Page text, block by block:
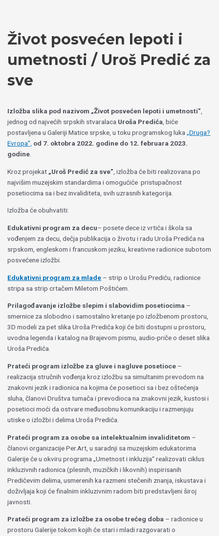
Život posvećen lepoti i
umetnosti / Uroš Predić za
sve
Izložba slika pod nazivom „Život posvećen lepoti i umetnosti”
jednog od najvećih srpskih stvaralaca Uroša Predića , biće
postavljena u Galeriji Matice srpske, u toku programskog luka„Druga?
Evropa”, od 7. oktobra 2022. godine do 12. februara 2023.
godine
Kroz projekat „Uroš Predić za sve” , izložba će biti realizovana po
najvišim muzejskim standardima i omogućiće pristupačnost
posetiocima sa i bez invaliditeta, svih uzrasnih kategorija.
Izložba će obuhvatiti:
Edukativni program za decu– posete dece iz vrtića i škola sa
vođenjem za decu, dečja publikacija o životu i radu Uroša Predića na
srpskom, engleskom i francuskom jeziku, kreativne radionice subotom
posvećene izložbi.
Edukativni program za mlade – strip o Urošu Prediću, radionice
stripa sa strip crtačem Miletom Poštićem.
Prilagođavanje izložbe slepim i slabovidim posetiocima –
smernice za slobodno i samostalno kretanje po izložbenom prostoru,
3D modeli za pet slika Uroša Predića koji će biti dostupni u prostoru,
uvodna legenda i katalog na Brajevom pismu, audio-priče o deset slika
Uroša Predića.
Prateći program izložbe za gluve i nagluve posetioce –
realizacija stručnih vođenja kroz izložbu sa simultanim prevodom na
znakovni jezik i radionica na kojima će posetioci sa i bez oštećenja
sluha, članovi Društva tumača i prevodioca na znakovni jezik, kustosi i
posetioci moći da ostvare međusobnu komunikaciju i razmenjuju
utiske o izložbi i delima Uroša Predića.
Prateći program za osobe sa intelektualnim invaliditetom –
članovi organizacije Per.Art, u saradnji sa muzejskim edukatorima
Galerije će u okviru programa „Umetnost i inkluzija“ realizovati ciklus
inkluzivnih radionica (plesnih, muzičkih i likovnih) inspirisanih
Predićevim delima, usmerenih ka razmeni stečenih znanja, iskustava i
doživljaja koji će finalnim inkluzivnim radom biti predstavljeni široj
javnosti.
Prateći program za izložbe za osobe trećeg doba – radionice u
prostoru Galerije tokom kojih će stari i mladi razgovarati o